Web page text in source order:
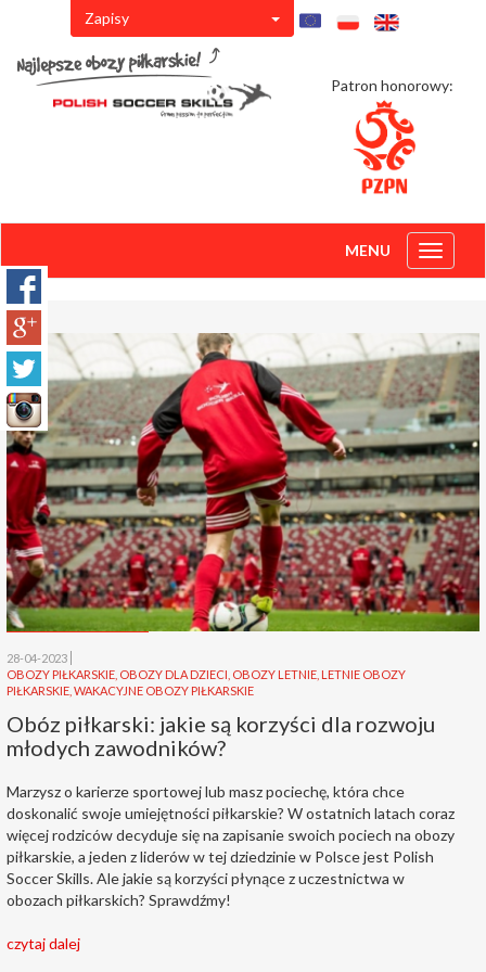
Zapisy
Patron honorowy:
Toggle
MENU
28-04-2023
OBOZY PIŁKARSKIE OBOZY DLA DZIECI OBOZY LETNIE LETNIE OBOZY
PIŁKARSKIE WAKACYJNE OBOZY PIŁKARSKIE
Obóz piłkarski: jakie są korzyści dla rozwoju
młodych zawodników?
Marzysz o karierze sportowej lub masz pociechę, która chce
doskonalić swoje umiejętności piłkarskie? W ostatnich latach coraz
więcej rodziców decyduje się na zapisanie swoich pociech na obozy
piłkarskie, a jeden z liderów w tej dziedzinie w Polsce jest Polish
Soccer Skills. Ale jakie są korzyści płynące z uczestnictwa w
obozach piłkarskich? Sprawdźmy!
czytaj dalej